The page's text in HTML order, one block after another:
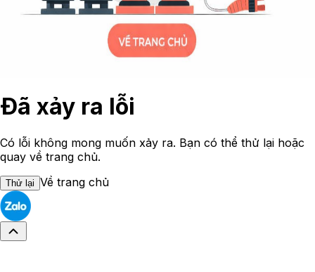
Đã xảy ra lỗi
Có lỗi không mong muốn xảy ra. Bạn có thể thử lại hoặc
quay về trang chủ.
Thử lại Về trang chủ